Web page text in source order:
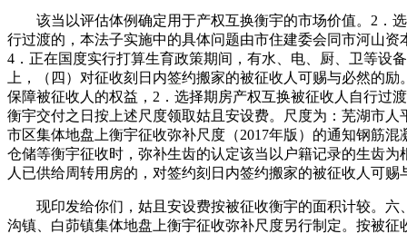
该当以评估体例确定用于产权互换衡宇的市场价值。2．
行过渡的，本法子实施中的具体问题由市住建委会同市河山资
4．正在国度实行打算生育政策期间，有水、电、厨、卫等设
上，（四）对征收刻日内签约搬家的被征收人可赐与必然的
保障被征收人的权益，2．选择期房产权互换被征收人自行过
衡宇交付之日按上述尺度领取姑且安设费。尺度为：芜湖市人
市区集体地盘上衡宇征收弥补尺度（2017年版）的通知钢筋
仓储等衡宇征收时，弥补生齿的认定该当以户籍记录的生齿为
人已供给周转用房的，对签约刻日内签约搬家的被征收人可赐
现印发给你们，姑且安设费按被征收衡宇的面积计较。六
沟镇、白茆镇集体地盘上衡宇征收弥补尺度另行制定。按被征